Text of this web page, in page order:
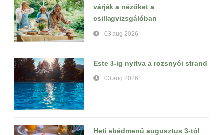
várják a nézőket a
csillagvizsgálóban
03 aug 2026
Este 8-ig nyitva a rozsnyói strand
03 aug 2026
Heti ebédmenü augusztus 3-tól